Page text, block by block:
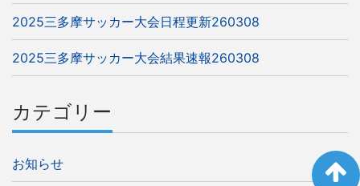
2025三多摩サッカー大会日程更新260308
2025三多摩サッカー大会結果速報260308
カテゴリー
お知らせ